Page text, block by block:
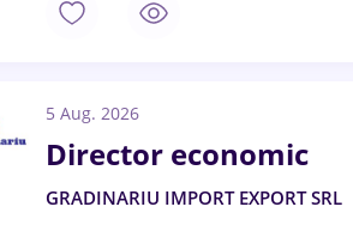
5 Aug. 2026
Director economic
GRADINARIU IMPORT EXPORT SRL